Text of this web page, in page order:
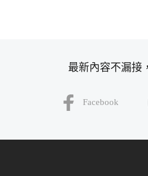
最新內容不漏接
Facebook